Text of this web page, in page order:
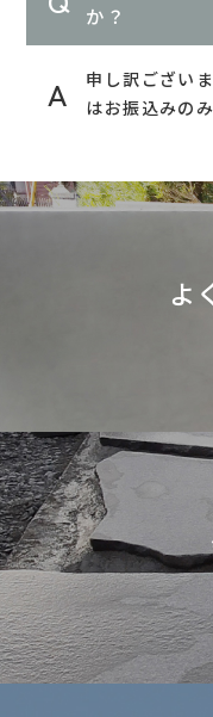
か？
申し訳ござい
はお振込みの
よ